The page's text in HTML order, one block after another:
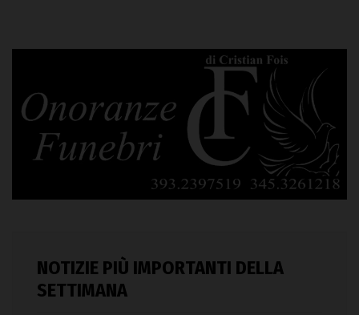
NOTIZIE PIÙ IMPORTANTI DELLA
SETTIMANA